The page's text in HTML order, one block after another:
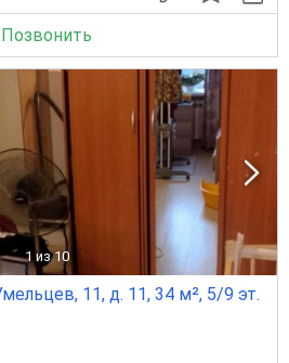
Позвонить
1 из 10
11, д. 11, 34 м², 5/9 эт.